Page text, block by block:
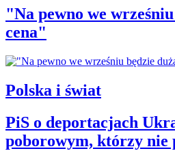
"Na pewno we
cena"
Polska i świat
PiS o deportacjach
poborowym, którzy nie